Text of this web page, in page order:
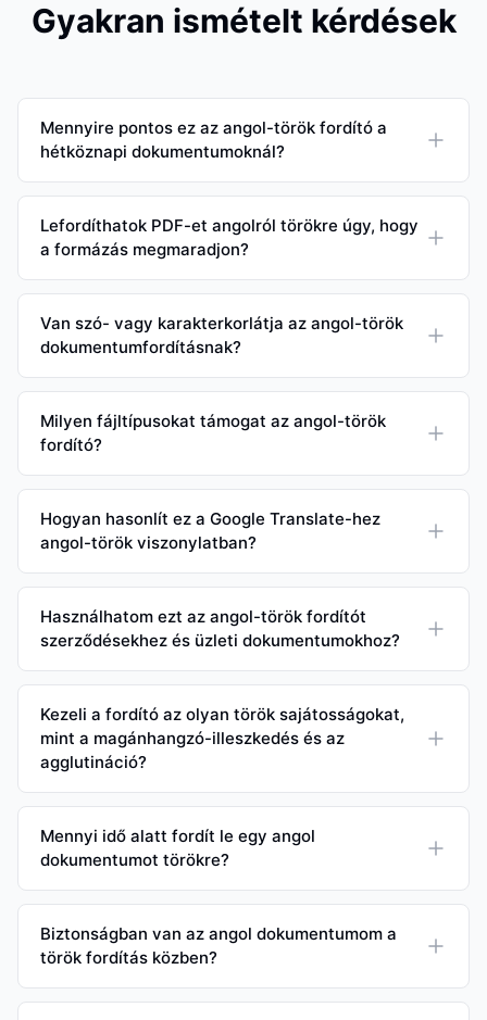
Gyakran ismételt kérdések
Mennyire pontos ez az angol-török fordító a
hétköznapi dokumentumoknál?
Lefordíthatok PDF-et angolról törökre úgy, hogy
a formázás megmaradjon?
Van szó- vagy karakterkorlátja az angol-török
dokumentumfordításnak?
Milyen fájltípusokat támogat az angol-török
fordító?
Hogyan hasonlít ez a Google Translate-hez
angol-török viszonylatban?
Használhatom ezt az angol-török fordítót
szerződésekhez és üzleti dokumentumokhoz?
Kezeli a fordító az olyan török sajátosságokat,
mint a magánhangzó-illeszkedés és az
agglutináció?
Mennyi idő alatt fordít le egy angol
dokumentumot törökre?
Biztonságban van az angol dokumentumom a
török fordítás közben?